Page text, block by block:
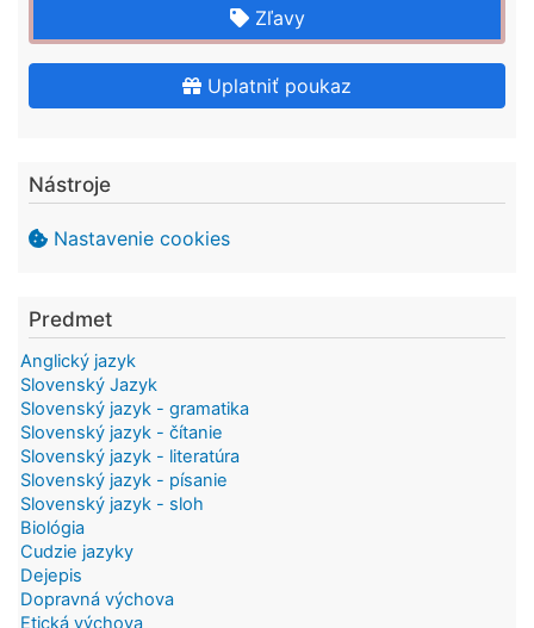
Zľavy
Uplatniť poukaz
Nástroje
Nastavenie cookies
Predmet
Anglický jazyk
Slovenský Jazyk
Slovenský jazyk - gramatika
Slovenský jazyk - čítanie
Slovenský jazyk - literatúra
Slovenský jazyk - písanie
Slovenský jazyk - sloh
Biológia
Cudzie jazyky
Dejepis
Dopravná výchova
Etická výchova